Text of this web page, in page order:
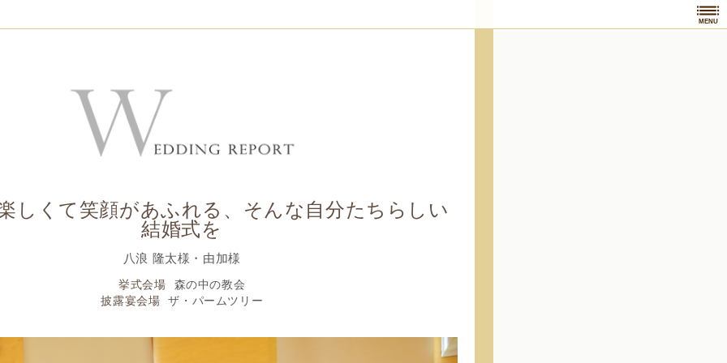
MENU
しくて笑顔があふれる、そんな自分たちらしい
結婚式を
八浪 隆太様・由加様
挙式会場
森の中の教会
披露宴会場
ザ・パームツリー